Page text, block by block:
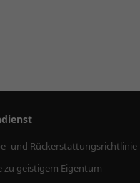
und Rückerstattungsrichtlinie
zu geistigem Eigentum